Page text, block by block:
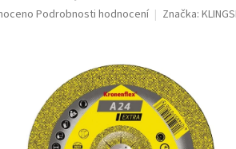
Podrobnosti hodnocení Značka: